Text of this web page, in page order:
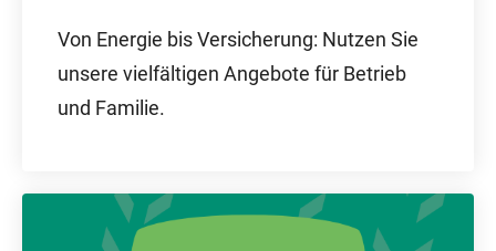
Von Energie bis Versicherung: Nutzen Sie
unsere vielfältigen Angebote für Betrieb
und Familie.